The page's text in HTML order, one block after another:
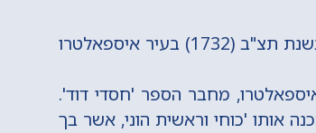
חכם דוד שבתי ונטורה נולד לאביו אברהם ולאמו, כנראה, בשנת תצ"ב (1732) בעיר איספאלטרו
מחבר הספר 'חסדי דוד'.
אותו 'כוחי וראשית הוני, אשר בך